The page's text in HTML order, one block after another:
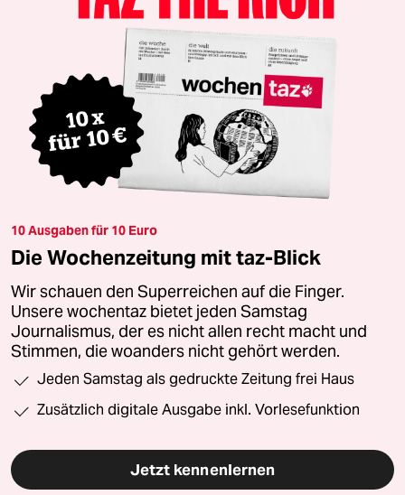
10 Ausgaben für 10 Euro
Die Wochenzeitung mit taz-Blick
Wir schauen den Superreichen auf die Finger.
Unsere wochentaz bietet jeden Samstag
Journalismus, der es nicht allen recht macht und
Stimmen, die woanders nicht gehört werden.
Jeden Samstag als gedruckte Zeitung frei Haus
Zusätzlich digitale Ausgabe inkl. Vorlesefunktion
Jetzt kennenlernen